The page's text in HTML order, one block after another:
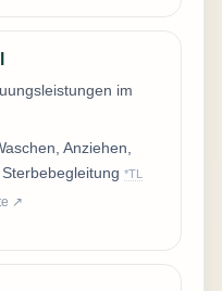
im
Anziehen,
*TL
↗